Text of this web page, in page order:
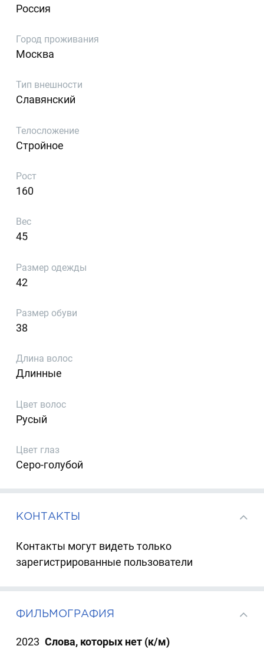
Россия
Город проживания
Москва
Тип внешности
Славянский
Телосложение
Стройное
Рост
160
Вес
45
Размер одежды
42
Размер обуви
38
Длина волос
Длинные
Цвет волос
Русый
Цвет глаз
Серо-голубой
КОНТАКТЫ
Контакты могут видеть только
зарегистрированные пользователи
ФИЛЬМОГРАФИЯ
2023 Слова, которых нет (к/м)